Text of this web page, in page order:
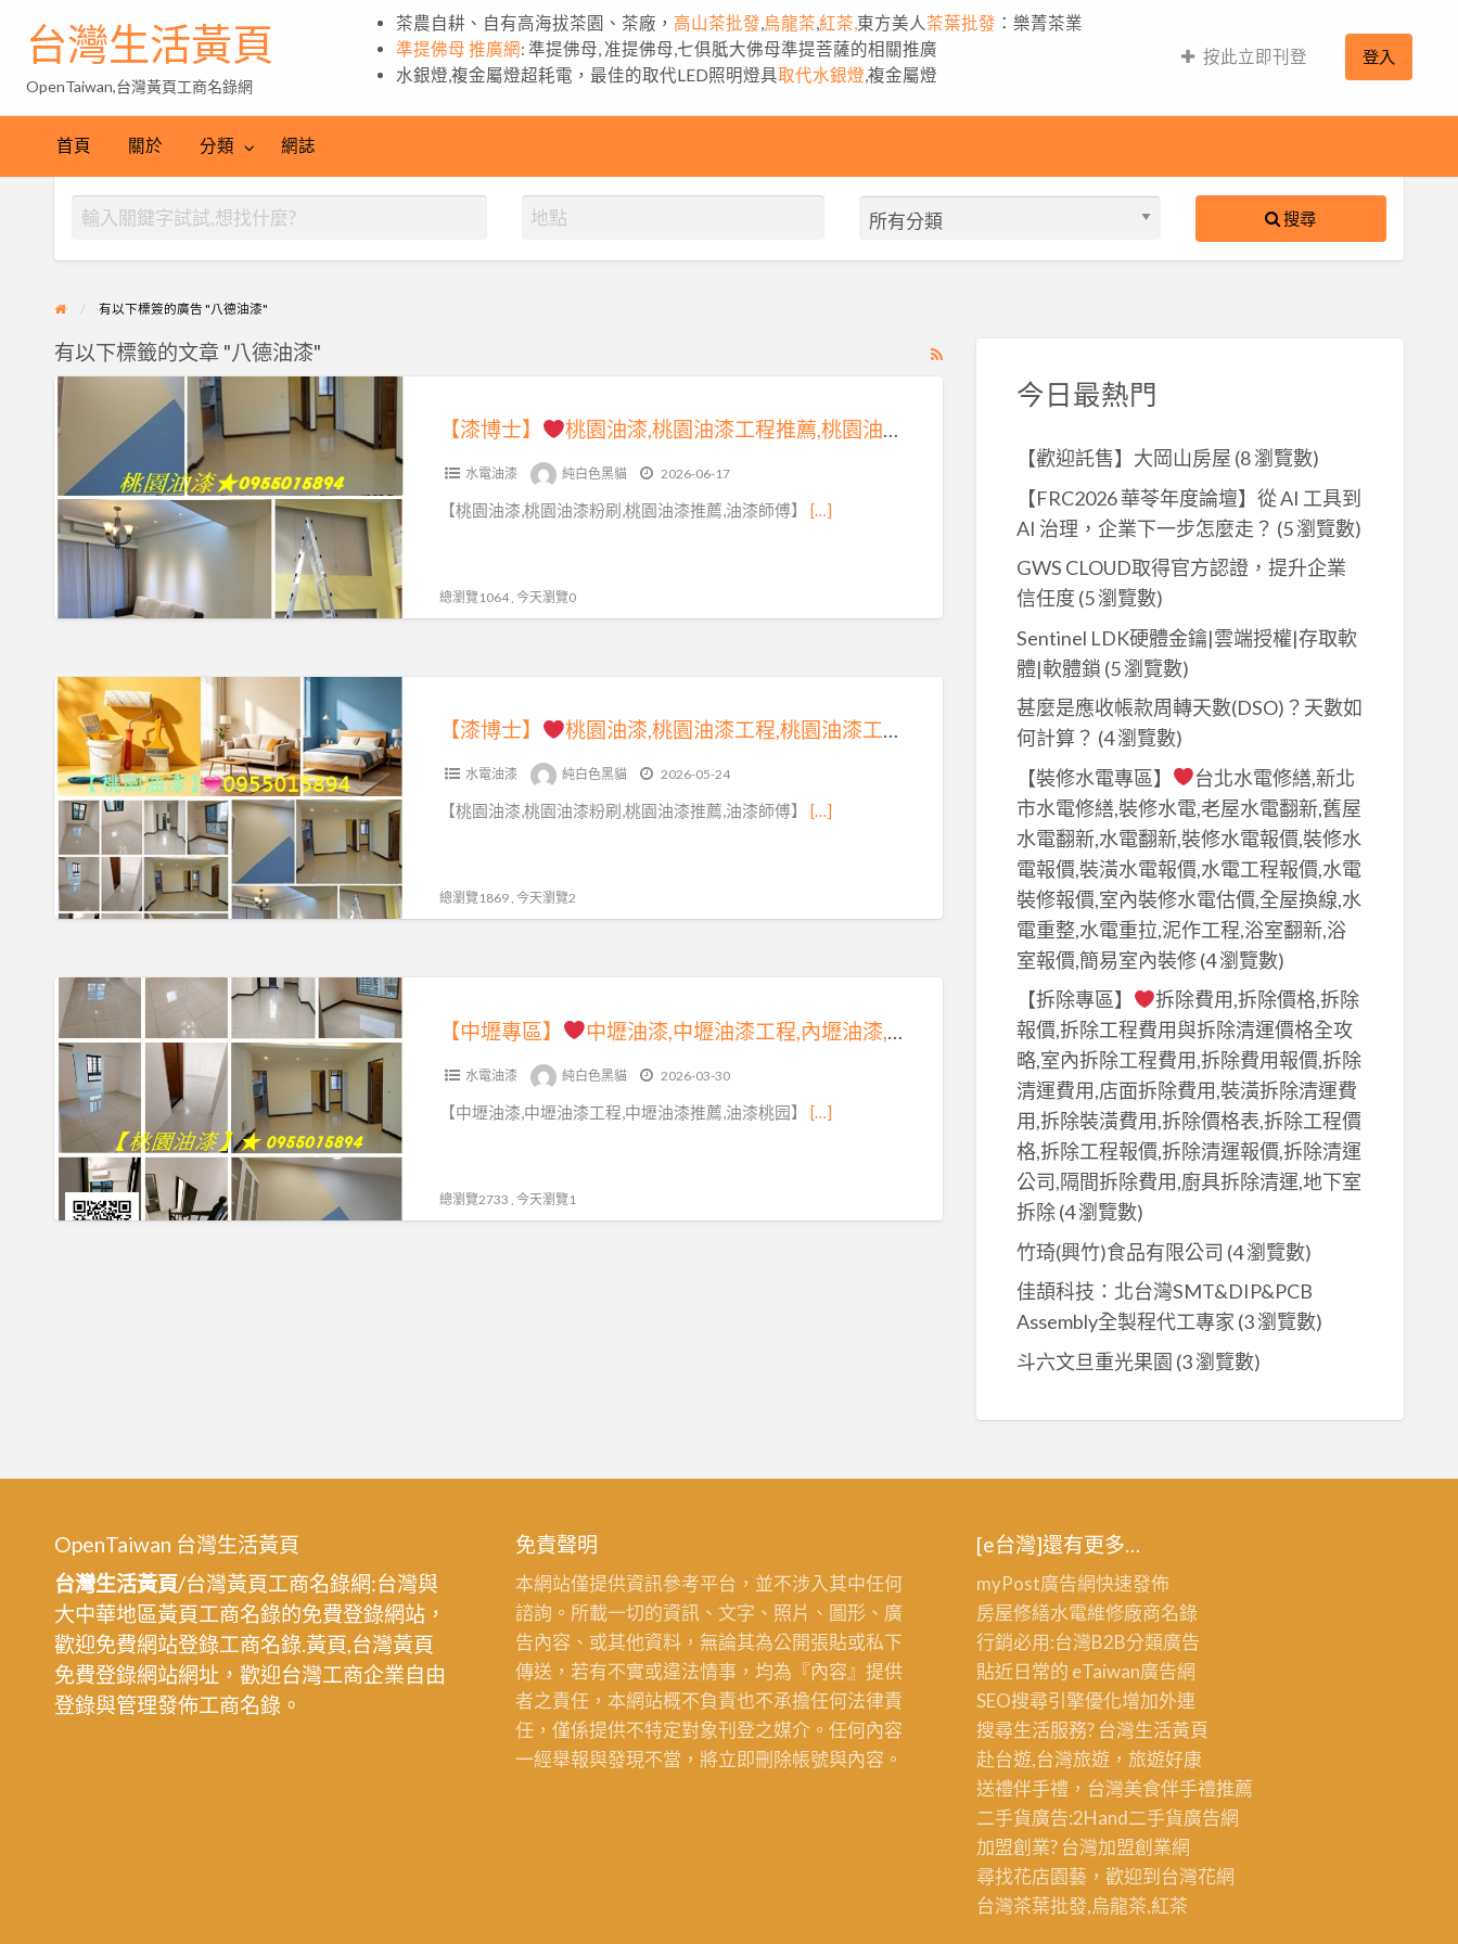
台灣生活黃頁
OpenTaiwan,台灣黃頁工商名錄網
茶農自耕、自有高海拔茶園、茶廠， 高山茶批發 烏龍茶 紅茶, 東方美人 茶葉批發 ：樂菁茶業
準提佛母 推廣網: 準提佛母, 准提佛母,七俱胝大佛母準提菩薩的相關推廣
水銀燈,複金屬燈超耗電，最佳的取代LED照明燈具取代水銀燈 ,複金屬燈
按此立即刊登 登入
首頁 關於 分類 網誌
搜尋
有以下標簽的廣告 "八德油漆"
RSS
有以下標籤的文章 "八德油漆"
【漆
博
桃
園
桃
油
漆
工
程
推
薦,
桃
園
油
粉
刷,
桃
園
油
漆
粉
推
桃
油
漆
推
薦,
桃
園
區
【漆博士】 桃園油漆,桃園油漆工程推薦,桃園油漆粉刷,桃園油漆粉刷推薦,桃園油漆工程行,桃園油漆推薦,桃園區油漆,中壢油漆,油漆估價桃園,油漆報價桃園,桃園油漆價格,桃園油漆行,油漆工程桃園,桃園油漆工程承包,室內油漆桃園,室內粉刷桃園,桃園粉刷,桃園壁癌處理
水電油漆 純白色黑貓 2026-06-17
【桃園油漆,桃園油漆粉刷,桃園油漆推薦,油漆師傅】 […]
總瀏覽1064 , 今天瀏覽0
【漆
博
士】
桃
園
油
漆,
桃
油
漆
工
程,
桃
園
油
漆
工
刷,
園
油
漆
價
格,
桃
園
【漆博士】 桃園油漆,桃園油漆工程,桃園油漆工程推薦,桃園油漆粉刷,桃園油漆價格,桃園油漆推薦,桃園油漆粉刷推薦,桃園油漆估價,桃園油漆行,室內油漆,室內粉刷,桃園粉刷油漆,桃園區油漆,中壢油漆,龜山油漆,八德油漆,桃園油漆工程行,桃園油漆報價,壁癌處理桃園,屋頂防水桃園
水電油漆 純白色黑貓 2026-05-24
【桃園油漆,桃園油漆粉刷,桃園油漆推薦,油漆師傅】 […]
總瀏覽1869 , 今天瀏覽2
【中
壢
專
區】
油
漆,
中
壢
油
漆
師
傅
推
【中壢專區】 中壢油漆,中壢油漆工程,內壢油漆,中壢油漆師傅推薦,平鎮油漆,八德油漆,楊梅油漆,蘆竹油漆,中壢青埔油漆,大溪油漆,龍潭油漆,中壢油漆行推薦,中壢油漆工程推薦,桃園市油漆,龜山油漆,桃園油漆價格,桃園區油漆,壁癌處理中壢,中壢屋頂防水,頂樓防水
水電油漆 純白色黑貓 2026-03-30
【中壢油漆,中壢油漆工程,中壢油漆推薦,油漆桃园】 […]
總瀏覽2733 , 今天瀏覽1
今日最熱門
【歡迎託售】大岡山房屋 (8 瀏覽數)
【FRC2026 華苓年度論壇】從 AI 工具到
AI 治理，企業下一步怎麼走？ (5 瀏覽數)
GWS CLOUD取得官方認證，提升企業
信任度 (5 瀏覽數)
Sentinel LDK硬體金鑰|雲端授權|存取軟
體|軟體鎖 (5 瀏覽數)
甚麼是應收帳款周轉天數(DSO)？天數如
何計算？​ (4 瀏覽數)
【裝修水電專區】
台北水電修繕,新北
市水電修繕,裝修水電,老屋水電翻新,舊屋
水電翻新,水電翻新,裝修水電報價,裝修水
電報價,裝潢水電報價,水電工程報價,水電
裝修報價,室內裝修水電估價,全屋換線,水
電重整,水電重拉,泥作工程,浴室翻新,浴
室報價,簡易室內裝修(4 瀏覽數)
【拆除專區】
拆除費用,拆除價格,拆除
報價,拆除工程費用與拆除清運價格全攻
略,室內拆除工程費用,拆除費用報價,拆除
清運費用,店面拆除費用,裝潢拆除清運費
用,拆除裝潢費用,拆除價格表,拆除工程價
格,拆除工程報價,拆除清運報價,拆除清運
公司,隔間拆除費用,廚具拆除清運,地下室
拆除(4 瀏覽數)
竹琦(興竹)食品有限公司 (4 瀏覽數)
佳頡科技：北台灣SMT&DIP&PCB
Assembly全製程代工專家 (3 瀏覽數)
斗六文旦重光果園 (3 瀏覽數)
OpenTaiwan 台灣生活黃頁
台灣生活黃頁/台灣黃頁工商名錄網:台灣與
大中華地區黃頁工商名錄的免費登錄網站，
歡迎免費網站登錄工商名錄.黃頁,台灣黃頁
免費登錄網站網址，歡迎台灣工商企業自由
登錄與管理發佈工商名錄。
免責聲明
本網站僅提供資訊參考平台，並不涉入其中任何
諮詢。所載一切的資訊、文字、照片、圖形、廣
告內容、或其他資料，無論其為公開張貼或私下
傳送，若有不實或違法情事，均為『內容』提供
者之責任，本網站概不負責也不承擔任何法律責
任，僅係提供不特定對象刊登之媒介。任何內容
一經舉報與發現不當，將立即刪除帳號與內容。
[e台灣]還有更多…
myPost廣告網快速發佈
房屋修繕水電維修廠商名錄
行銷必用:台灣B2B分類廣告
貼近日常的 eTaiwan廣告網
SEO搜尋引擎優化增加外連
搜尋生活服務? 台灣生活黃頁
赴台遊,台灣旅遊 ，旅遊好康
送禮伴手禮，台灣美食伴手禮推薦
二手貨廣告:2Hand二手貨廣告網
加盟創業? 台灣加盟創業網
尋找花店園藝，歡迎到台灣花網
台灣茶葉批發,烏龍茶,紅茶